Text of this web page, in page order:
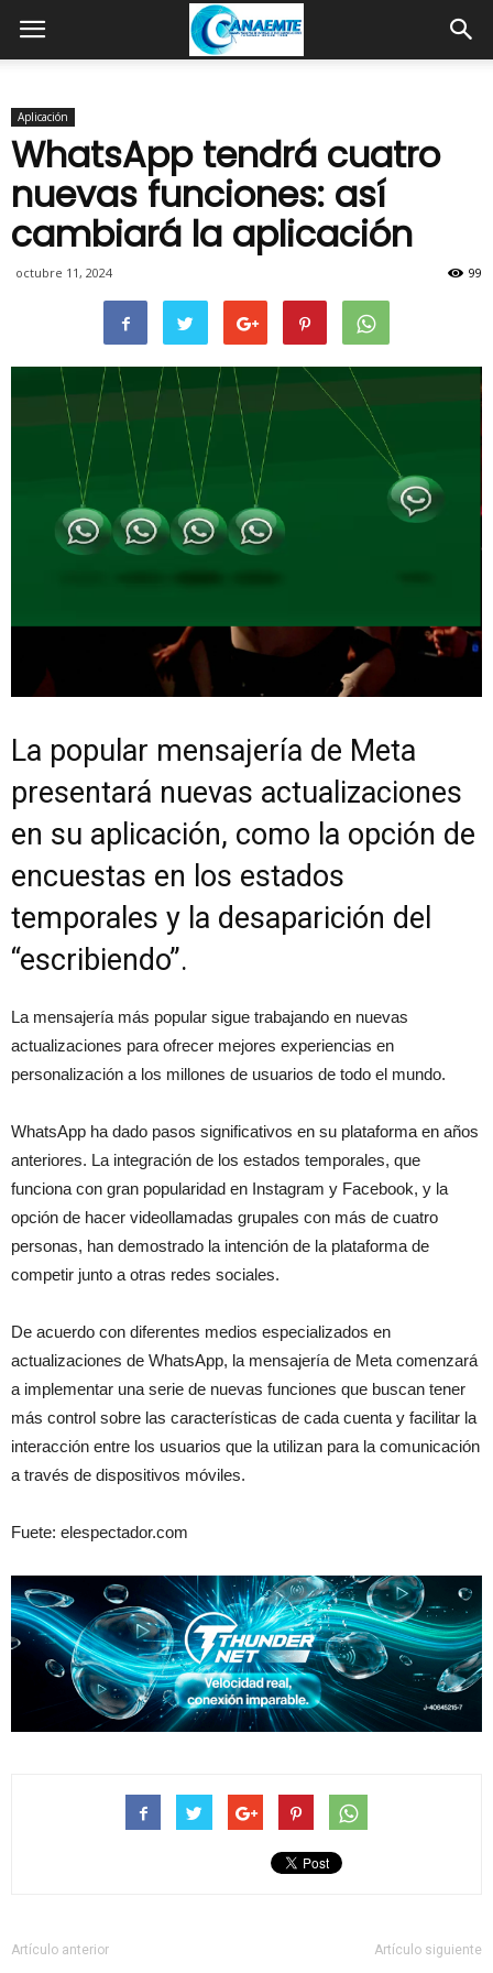
Aplicación
WhatsApp tendrá cuatro
nuevas funciones: así
cambiará la aplicación
octubre 11, 2024 99
La popular mensajería de Meta
presentará nuevas actualizaciones
en su aplicación, como la opción de
encuestas en los estados
temporales y la desaparición del
“escribiendo”.
La mensajería más popular sigue trabajando en nuevas
actualizaciones para ofrecer mejores experiencias en
personalización a los millones de usuarios de todo el mundo.
WhatsApp ha dado pasos significativos en su plataforma en años
anteriores. La integración de los estados temporales, que
funciona con gran popularidad en Instagram y Facebook, y la
opción de hacer videollamadas grupales con más de cuatro
personas, han demostrado la intención de la plataforma de
competir junto a otras redes sociales.
De acuerdo con diferentes medios especializados en
actualizaciones de WhatsApp, la mensajería de Meta comenzará
a implementar una serie de nuevas funciones que buscan tener
más control sobre las características de cada cuenta y facilitar la
interacción entre los usuarios que la utilizan para la comunicación
a través de dispositivos móviles.
Fuete: elespectador.com
Artículo anterior Artículo siguiente